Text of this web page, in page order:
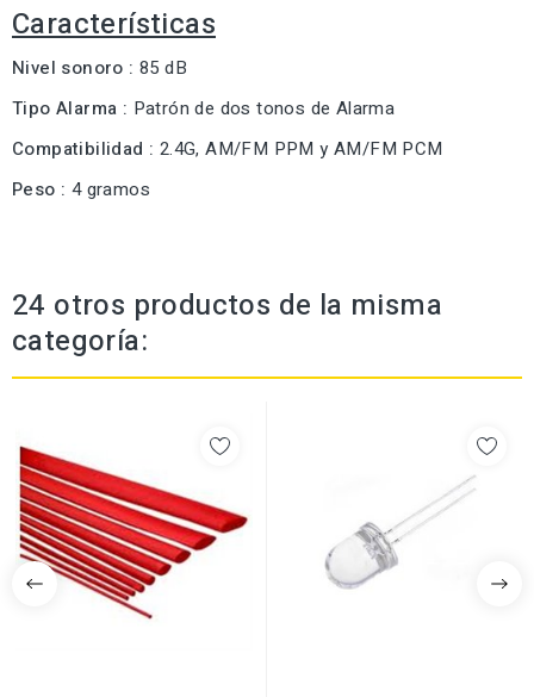
Características
Nivel sonoro : 85 dB
Tipo Alarma : Patrón de dos tonos de Alarma
Compatibilidad : 2.4G, AM/FM PPM y AM/FM PCM
Peso : 4 gramos
24 otros productos de la misma
categoría: